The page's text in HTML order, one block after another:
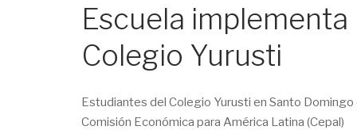
Escuela
Colegio Yurusti
Estudiantes del Colegio Yurusti en Santo
Comisión Económica para América Latina (Cepal)